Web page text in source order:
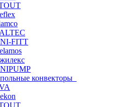
FITT
конвекторы